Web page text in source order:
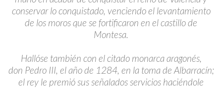
conservar lo conquistado, venciendo el levantamiento
de los moros que se fortificaron en el castillo de
Montesa.
Hallóse también con el citado monarca aragonés,
don Pedro III, el año de 1284, en la toma de Albarracín;
el rey le premió sus señalados servicios haciéndole